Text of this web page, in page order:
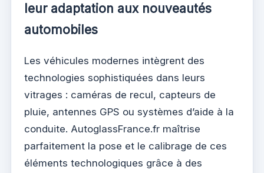
leur adaptation aux nouveautés
automobiles
Les véhicules modernes intègrent des
technologies sophistiquées dans leurs
vitrages : caméras de recul, capteurs de
pluie, antennes GPS ou systèmes d’aide à la
conduite. AutoglassFrance.fr maîtrise
parfaitement la pose et le calibrage de ces
éléments technologiques grâce à des